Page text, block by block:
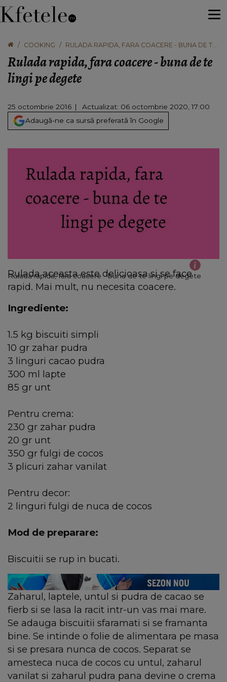
COOKING
RULADA RAPIDA, FARA COACERE - BUNA DE TE
Rulada rapida, fara coacere - buna de te
lingi pe degete
25 octombrie 2016
Actualizat: 06 octombrie 2020, 17:00
Adaugă-ne ca sursă preferată în Google
Rulada rapida, fara coacere - buna de te lingi pe degete
Rulada aceasta este delicioasa si se face
rapid. Mai mult, nu necesita coacere.
Ingrediente:
1.5 kg biscuiti simpli
10 gr zahar pudra
3 linguri cacao pudra
300 ml lapte
85 gr unt
Pentru crema:
230 gr zahar pudra
20 gr unt
350 gr fulgi de cocos
3 plicuri zahar vanilat
Pentru decor:
2 linguri fulgi de nuca de cocos
Mod de preparare:
Biscuitii se rup in bucati.
Zaharul, laptele, untul si pudra de cacao se
fierb si se lasa la racit intr-un vas mai mare.
Se adauga biscuitii sfaramati si se framanta
bine. Se intinde o folie de alimentara pe masa
si se presara nunca de cocos. Separat se
amesteca nuca de cocos cu untul, zaharul
vanilat si zaharul pudra pana devine o crema